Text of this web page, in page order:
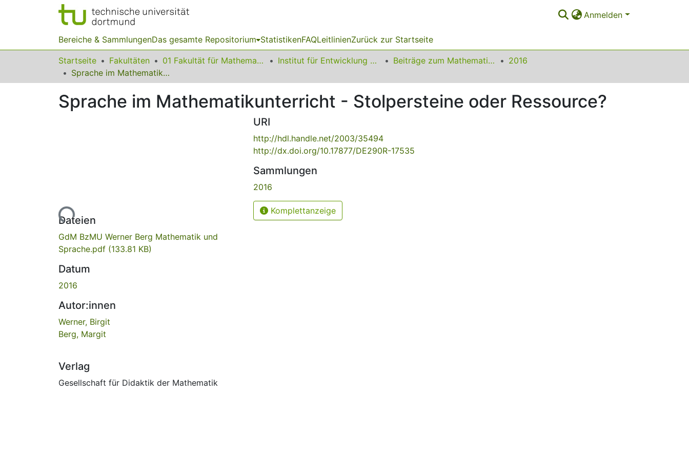
Anmelden
Bereiche & SammlungenDas gesamte Repositorium StatistikenFAQLeitlinienZurück zur Startseite
Startseite Fakultäten 01 Fakultät für Mathematik Institut für Entwicklung und Erforschung des Mathematikunterrichts Beiträge zum Mathematikunterricht
2016
Sprache im Mathematikunterricht - Stolpersteine oder Ressource?
Sprache im Mathematikunterricht - Stolpersteine oder Ressource?
Lade...
Dateien
GdM BzMU Werner Berg Mathematik und
Sprache.pdf (133.81 KB)
Datum
2016
Autor:innen
Werner, Birgit
Berg, Margit
Verlag
Gesellschaft für Didaktik der Mathematik
URI
http://hdl.handle.net/2003/35494
http://dx.doi.org/10.17877/DE290R-17535
Sammlungen
2016
Komplettanzeige